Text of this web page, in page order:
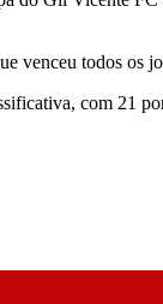
venceu todos os
com 21